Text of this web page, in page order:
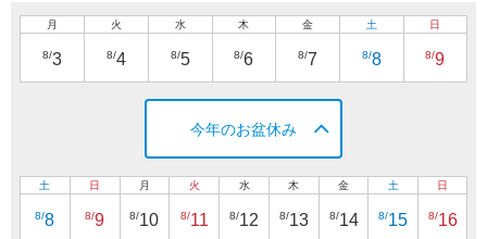
月
8/3
火
8/4
水
8/5
木
8/6
金
8/7
土
8/8
日
8/9
今年のお盆休み
土
8/8
日
8/9
月
8/10
火
8/11
水
8/12
木
8/13
金
8/14
土
8/15
日
8/16